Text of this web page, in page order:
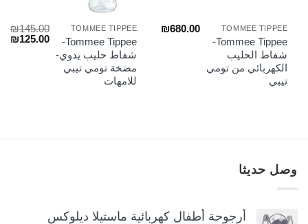
TOMMEE TIPPEE
Tommee Tippee-
شفاط الحليب
الكهربائي من تومي
تيبي
₪680.00
TOMMEE TIPPEE
Tommee Tippee-
شفاط حليب يدوي-
مضخة تومي تيبي
للامهات
₪145.00
السعر ₪125.00
وصل حديثا
أرجوحة أطفال كهربائية ماستيلا ديلوكس